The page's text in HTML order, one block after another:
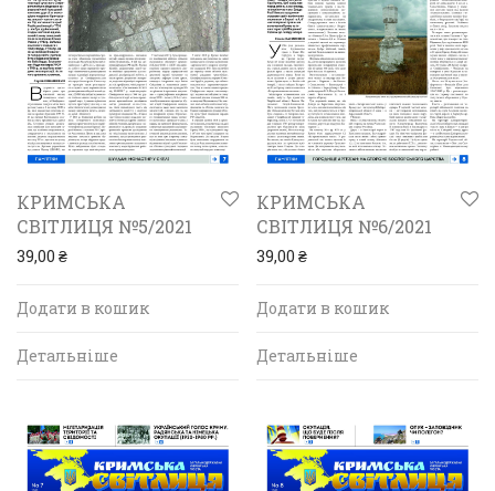
КРИМСЬКА
СВІТЛИЦЯ №5/2021
39,00 ₴
Додати в кошик
Детальніше
КРИМСЬКА
СВІТЛИЦЯ №6/2021
39,00 ₴
Додати в кошик
Детальніше